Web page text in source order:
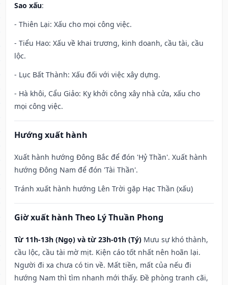
Sao xấu:
- Thiên Lại: Xấu cho mọi công việc.
- Tiểu Hao: Xấu về khai trương, kinh doanh, cầu tài, cầu
lộc.
- Lục Bất Thành: Xấu đối với việc xây dựng.
- Hà khôi, Cẩu Giảo: Kỵ khởi công xây nhà cửa, xấu cho
mọi công việc.
Hướng xuất hành
Xuất hành hướng Đông Bắc để đón 'Hỷ Thần'. Xuất hành
hướng Đông Nam để đón 'Tài Thần'.
Tránh xuất hành hướng Lên Trời gặp Hạc Thần (xấu)
Giờ xuất hành Theo Lý Thuần Phong
Từ 11h-13h (Ngọ) và từ 23h-01h (Tý) Mưu sự khó thành,
cầu lộc, cầu tài mờ mịt. Kiện cáo tốt nhất nên hoãn lại.
Người đi xa chưa có tin về. Mất tiền, mất của nếu đi
hướng Nam thì tìm nhanh mới thấy. Đề phòng tranh cãi,